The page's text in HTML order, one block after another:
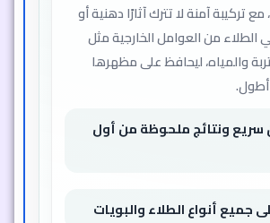
تركيبة آمنة لا تترك آثارًا دهنية أو
الطلاء من العوامل الخارجية مثل
والمياه، ليحافظ على مظهرها
أطول.
سريع ونتائج ملحوظة من أول
جميع أنواع الطلاء والبويات